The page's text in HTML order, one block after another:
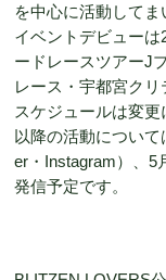
を中心に活動してま
イベントデビューは
ードレースツアーJ
レース・宇都宮ク
スケジュールは変更
以降の活動につい
er・Instagram）、5
発信予定です。